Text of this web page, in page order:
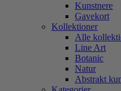
Kunstnere
Gavekort
Kollektioner
Alle
Line Art
Botanic
Natur
Abstrakt